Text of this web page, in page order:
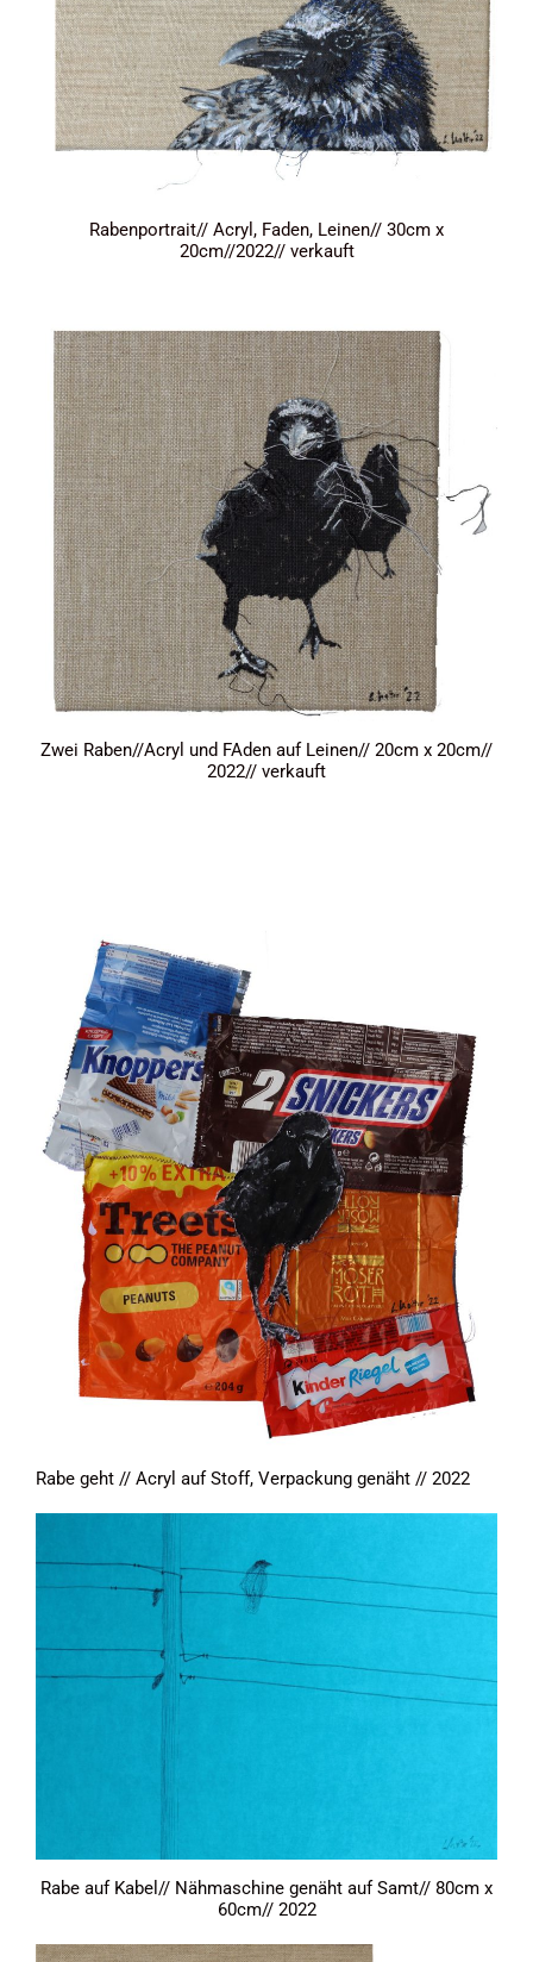
Rabenportrait// Acryl, Faden, Leinen// 30cm x
20cm//2022// verkauft
Zwei Raben//Acryl und FAden auf Leinen// 20cm x 20cm//
2022// verkauft
Rabe geht // Acryl auf Stoff, Verpackung genäht // 2022
Rabe auf Kabel// Nähmaschine genäht auf Samt// 80cm x
60cm// 2022